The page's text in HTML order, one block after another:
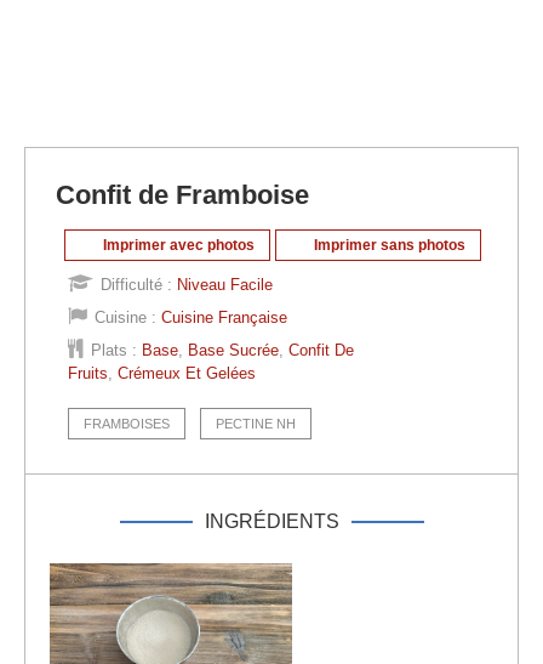
Confit de Framboise
Imprimer avec photos Imprimer sans photos
Difficulté : Niveau Facile
Cuisine : Cuisine Française
Plats : Base Base Sucrée Confit De
Fruits Crémeux Et Gelées
FRAMBOISES PECTINE NH
INGRÉDIENTS